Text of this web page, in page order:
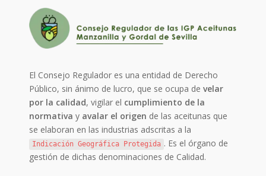
El Consejo Regulador es una entidad de Derecho
Público, sin ánimo de lucro, que se ocupa develar
por la calidad, vigilar el cumplimiento de la
normativa y avalar el origen de las aceitunas que
se elaboran en las industrias adscritas a la
Indicación Geográfica Protegida . Es el órgano de
gestión de dichas denominaciones de Calidad.